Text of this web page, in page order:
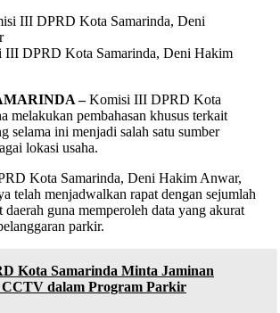
III DPRD Kota Samarinda, Deni Hakim
–Komisi III DPRD Kota
melakukan pembahasan khusus terkait
selama ini menjadi salah satu sumber
lokasi usaha.
Kota Samarinda, Deni Hakim Anwar,
telah menjadwalkan rapat dengan sejumlah
daerah guna memperoleh data yang akurat
parkir.
Kota Samarinda Minta Jaminan
CCTV dalam Program Parkir